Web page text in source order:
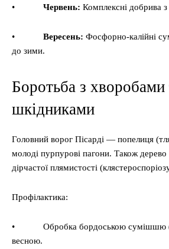
• Червень: Комплексні добрива
• Вересень: Фосфорно-калійні
до зими.
Боротьба з хворобами
шкідниками
Головний ворог Пісарді — попелиця
молоді пурпурові пагони. Також
дірчастої плямистості
Профілактика:
• Обробка бордоською сумішшю
весною.